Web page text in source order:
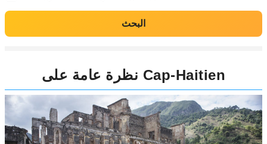
البحث
نظرة عامة على Cap-Haitien